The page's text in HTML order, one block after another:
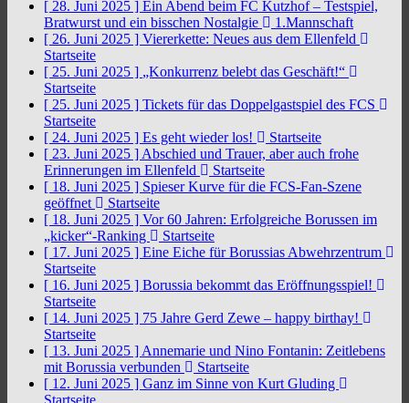
[ 28. Juni 2025 ] Ein Abend beim FC Kutzhof – Testspiel,
Bratwurst und ein bisschen Nostalgie
1.Mannschaft
[ 26. Juni 2025 ] Viererkette: Neues aus dem Ellenfeld
Startseite
[ 25. Juni 2025 ] „Konkurrenz belebt das Geschäft!“
Startseite
[ 25. Juni 2025 ] Tickets für das Doppelgastspiel des FCS
Startseite
[ 24. Juni 2025 ] Es geht wieder los!
Startseite
[ 23. Juni 2025 ] Abschied und Trauer, aber auch frohe
Erinnerungen im Ellenfeld
Startseite
[ 18. Juni 2025 ] Spieser Kurve für die FCS-Fan-Szene
geöffnet
Startseite
[ 18. Juni 2025 ] Vor 60 Jahren: Erfolgreiche Borussen im
„kicker“-Ranking
Startseite
[ 17. Juni 2025 ] Eine Eiche für Borussias Abwehrzentrum
Startseite
[ 16. Juni 2025 ] Borussia bekommt das Eröffnungsspiel!
Startseite
[ 14. Juni 2025 ] 75 Jahre Gerd Zewe – happy birthay!
Startseite
[ 13. Juni 2025 ] Annemarie und Nino Fontanin: Zeitlebens
mit Borussia verbunden
Startseite
[ 12. Juni 2025 ] Ganz im Sinne von Kurt Gluding
Startseite